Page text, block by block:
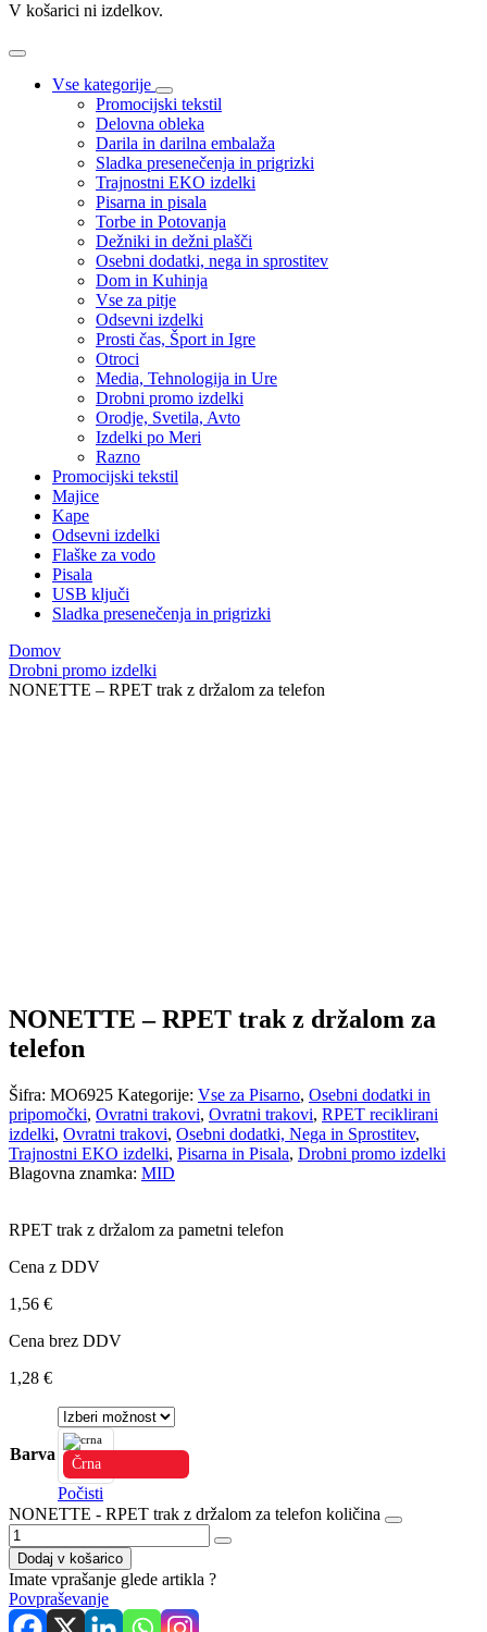
V košarici ni izdelkov.
Vse kategorije
Promocijski tekstil
Delovna obleka
Darila in darilna embalaža
Sladka presenečenja in prigrizki
Trajnostni EKO izdelki
Pisarna in pisala
Torbe in Potovanja
Dežniki in dežni plašči
Osebni dodatki, nega in sprostitev
Dom in Kuhinja
Vse za pitje
Odsevni izdelki
Prosti čas, Šport in Igre
Otroci
Media, Tehnologija in Ure
Drobni promo izdelki
Orodje, Svetila, Avto
Izdelki po Meri
Razno
Promocijski tekstil
Majice
Kape
Odsevni izdelki
Flaške za vodo
Pisala
USB ključi
Sladka presenečenja in prigrizki
Domov
Drobni promo izdelki
NONETTE – RPET trak z držalom za telefon
NONETTE – RPET trak z držalom za
telefon
Šifra: MO6925 Kategorije: Vse za Pisarno, Osebni dodatki in
pripomočki, Ovratni trakovi, Ovratni trakovi, RPET reciklirani
izdelki, Ovratni trakovi, Osebni dodatki, Nega in Sprostitev,
Trajnostni EKO izdelki, Pisarna in Pisala, Drobni promo izdelki
Blagovna znamka: MID
RPET trak z držalom za pametni telefon
Cena z DDV
1,56 €
Cena brez DDV
1,28 €
Barva
Črna
Počisti
NONETTE - RPET trak z držalom za telefon količina
Dodaj v košarico
Imate vprašanje glede artikla ?
Povpraševanje